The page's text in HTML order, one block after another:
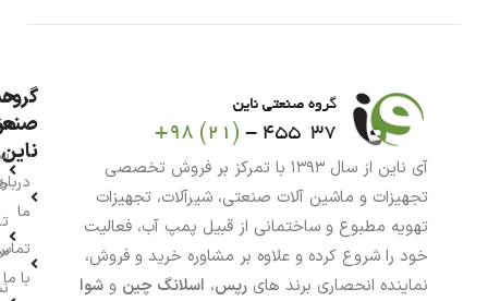
آی ناین از سال ۱۳۹۳ با تمرکز بر فروش تخصصی
تجهیزات و ماشین آلات صنعتی، شیرآلات، تجهیزات
تهویه مطبوع و ساختمانی از قبیل پمپ آب، فعالیت
خود را شروع کرده و علاوه بر مشاوره خرید و فروش،
نماینده انحصاری برند های رپس، اسلانگ چین و شوا
گروه
ناین
ما
با ما